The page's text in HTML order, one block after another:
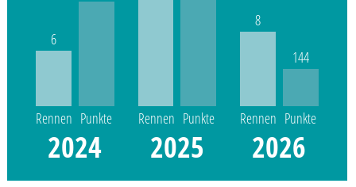
6
Rennen Punkte
2024
Rennen Punkte
2025
8
Rennen
144
Punkte
2026